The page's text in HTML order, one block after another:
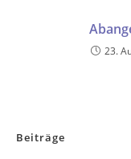
23.
Beiträge